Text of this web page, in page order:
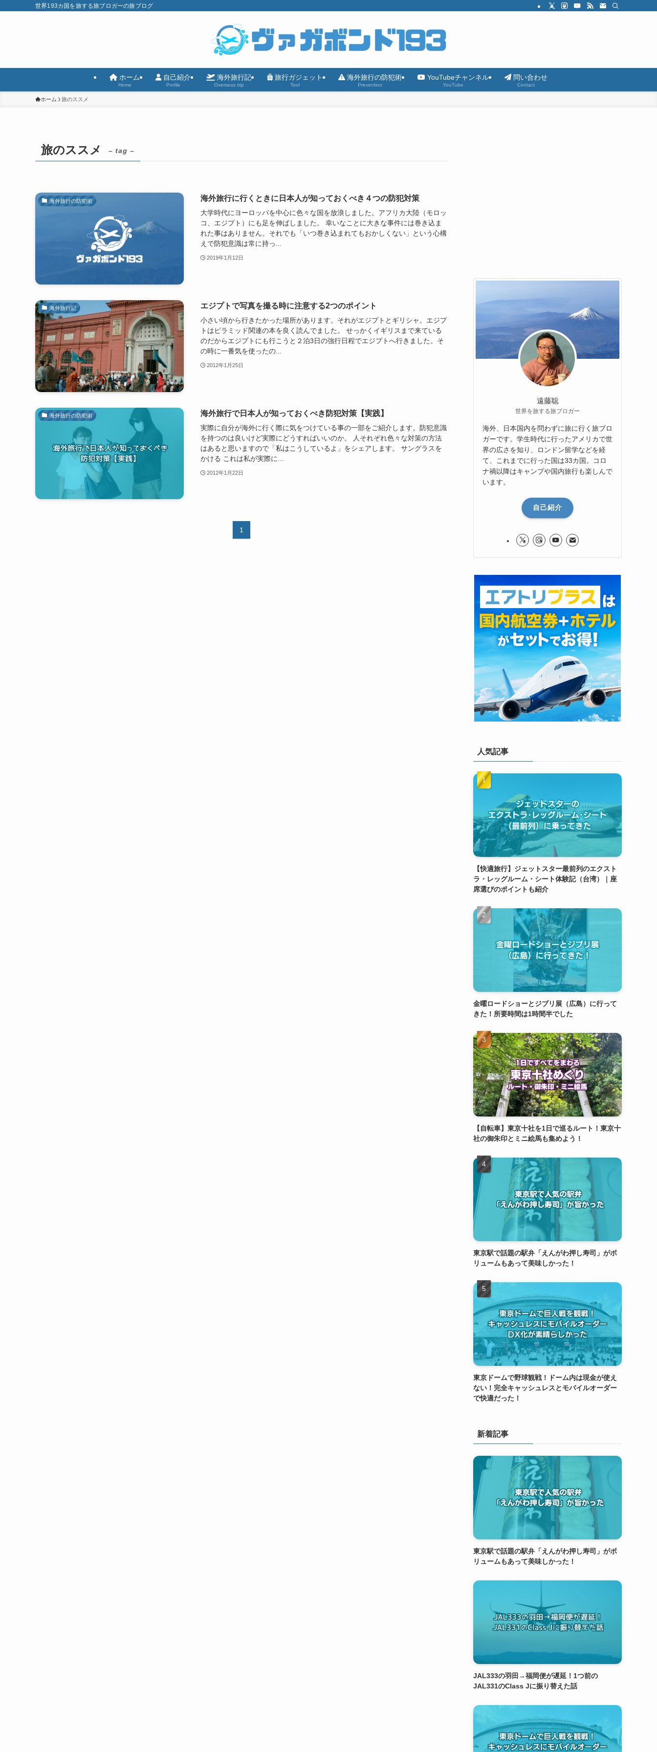
世界193カ国を旅する旅ブロガーの旅ブログ
ホーム
Home
自己紹介
Profile
海外旅行記
Overseas trip
旅行ガジェット
Tool
海外旅行の防犯術
Prevention
YouTubeチャンネル
YouTube
問い合わせ
Contact
ホーム 旅のススメ
旅のススメ – tag –
海外旅行の防犯術 海外旅行に行くときに日本人が知っておくべき４つの防犯対策
大学時代にヨーロッパを中心に色々な国を放浪しました。アフリカ大陸（モロッ
コ、エジプト）にも足を伸ばしました。 幸いなことに大きな事件には巻き込ま
れた事はありません。それでも「いつ巻き込まれてもおかしくない」という心構
えで防犯意識は常に持っ...
2019年1月12日
海外旅行記 エジプトで写真を撮る時に注意する2つのポイント
小さい頃から行きたかった場所があります。それがエジプトとギリシャ。エジプ
トはピラミッド関連の本を良く読んでました。 せっかくイギリスまで来ている
のだからエジプトにも行こうと２泊3日の強行日程でエジプトへ行きました。そ
の時に一番気を使ったの...
2012年1月25日
海外旅行の防犯術 海外旅行で日本人が知っておくべき防犯対策【実践】
実際に自分が海外に行く際に気をつけている事の一部をご紹介します。防犯意識
を持つのは良いけど実際にどうすればいいのか。 人それぞれ色々な対策の方法
はあると思いますので「私はこうしているよ」をシェアします。 サングラスを
かける これは私が実際に...
2012年1月22日
1
遠藤聡
世界を旅する旅ブロガー
海外、日本国内を問わずに旅に行く旅ブロ
ガーです。学生時代に行ったアメリカで世
界の広さを知り、ロンドン留学などを経
て、これまでに行った国は33カ国。コロ
ナ禍以降はキャンプや国内旅行も楽しんで
います。
自己紹介
人気記事
【快適旅行】ジェットスター最前列のエクスト
ラ・レッグルーム・シート体験記（台湾）｜座
席選びのポイントも紹介
金曜ロードショーとジブリ展（広島）に行って
きた！所要時間は1時間半でした
【自転車】東京十社を1日で巡るルート！東京十
社の御朱印とミニ絵馬も集めよう！
東京駅で話題の駅弁「えんがわ押し寿司」がボ
リュームもあって美味しかった！
東京ドームで野球観戦！ドーム内は現金が使え
ない！完全キャッシュレスとモバイルオーダー
で快適だった！
新着記事
東京駅で話題の駅弁「えんがわ押し寿司」がボ
リュームもあって美味しかった！
JAL333の羽田→福岡便が遅延！1つ前の
JAL331のClass Jに振り替えた話